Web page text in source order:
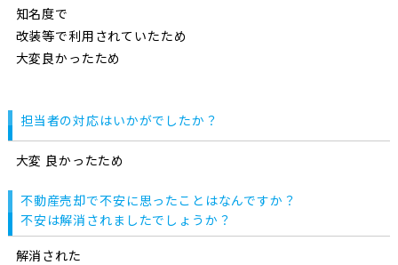
知名度で
改装等で利用されていたため
大変良かったため
担当者の対応はいかがでしたか？
大変 良かったため
不動産売却で不安に思ったことはなんですか？
不安は解消されましたでしょうか？
解消された